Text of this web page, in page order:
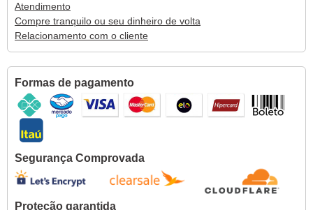
Atendimento
Compre tranquilo ou seu dinheiro de volta
Relacionamento com o cliente
Formas de pagamento
Segurança Comprovada
Proteção garantida